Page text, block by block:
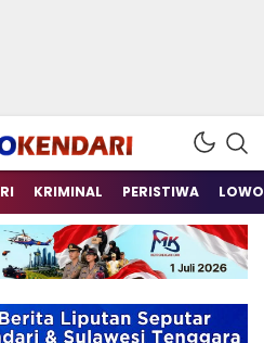
Tenggara
KRIMINAL PERISTIWA